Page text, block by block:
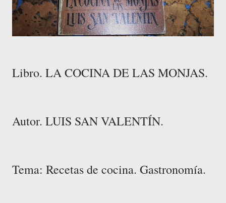
Libro. LA COCINA DE LAS MONJAS.
Autor. LUIS SAN VALENTÍN.
Tema: Recetas de cocina. Gastronomía.